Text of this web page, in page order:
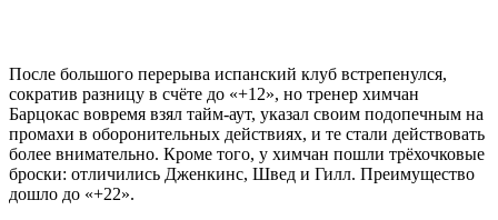
После большого перерыва испанский клуб встрепенулся,
сократив разницу в счёте до «+12», но тренер химчан
Барцокас вовремя взял тайм-аут, указал своим подопечным на
промахи в оборонительных действиях, и те стали действовать
более внимательно. Кроме того, у химчан пошли трёхочковые
броски: отличились Дженкинс, Швед и Гилл. Преимущество
дошло до «+22».